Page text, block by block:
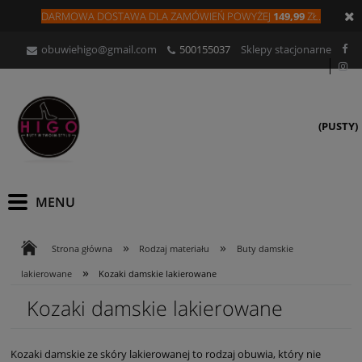
DARMOWA DOSTAWA DLAZAMÓWIEŃ POWYŻEJ 149,99ZŁ.
obuwiehigo@gmail.com 500155037 Sklepy stacjonarne
(PUSTY)
Strona główna » Rodzaj materiału » Buty damskie
lakierowane » Kozaki damskie lakierowane
Kozaki damskie lakierowane
Kozaki damskie ze skóry lakierowanej to rodzaj obuwia, który nie